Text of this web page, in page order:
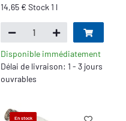
14,65 € Stock 1 l
Disponible immédiatement
Délai de livraison: 1 - 3 jours
ouvrables
En stock